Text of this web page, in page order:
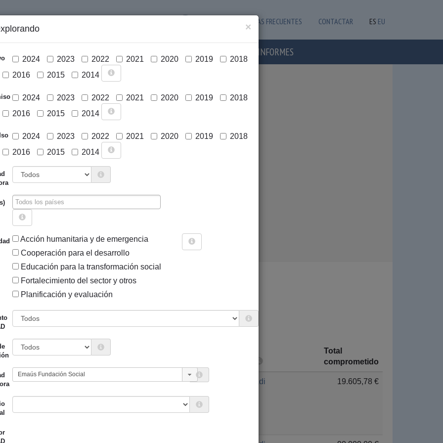
PREGUNTAS FRECUENTES CONTACTAR ES EU
NOTICIAS E INFORMES
Sigue explorando
×
2024 2023 2022 2021 2020 2019
2018
2016 2015 2014
2024 2023 2022 2021 2020 2019
2018
2016 2015 2014
2024 2023 2022 2021 2020 2019
2018
2016 2015 2014
Acción humanitaria y de emergencia
Cooperación para el desarrollo
Educación para la transformación social
Fortalecimiento del sector y otros
Planificación y evaluación
CUYO ENTIDAD CANALIZADORA ES EMAÚS FUNDACIÓN SOCIAL.
Total
comprometido
de San Sebastián Emaús 2017 Euskadi 19.605,78 €